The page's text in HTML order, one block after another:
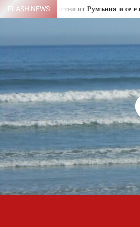
Skip
to
FLASH NEWSот Румъния и се е взривил